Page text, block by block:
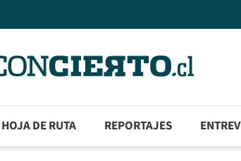
HOJA DE RUTA REPORTAJES